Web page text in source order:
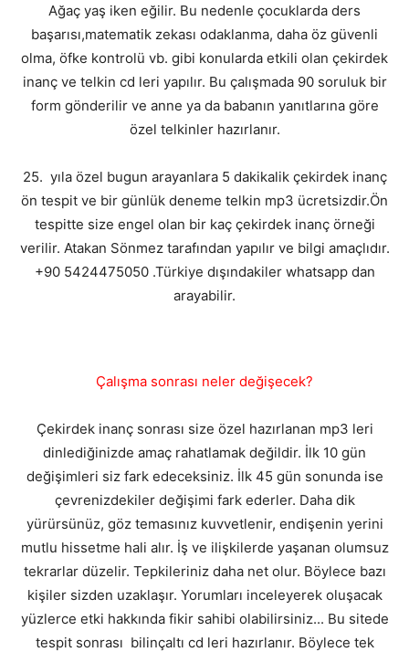
Ağaç yaş iken eğilir. Bu nedenle çocuklarda ders
başarısı,matematik zekası odaklanma, daha öz güvenli
olma, öfke kontrolü vb. gibi konularda etkili olan çekirdek
inanç ve telkin cd leri yapılır. Bu çalışmada 90 soruluk bir
form gönderilir ve anne ya da babanın yanıtlarına göre
özel telkinler hazırlanır.
25. yıla özel bugun arayanlara 5 dakikalik çekirdek inanç
ön tespit ve bir günlük deneme telkin mp3 ücretsizdir.Ön
tespitte size engel olan bir kaç çekirdek inanç örneği
verilir. Atakan Sönmez tarafından yapılır ve bilgi amaçlıdır.
+90 5424475050 .Türkiye dışındakiler whatsapp dan
arayabilir.
Çalışma sonrası neler değişecek?
Çekirdek inanç sonrası size özel hazırlanan mp3 leri
dinlediğinizde amaç rahatlamak değildir. İlk 10 gün
değişimleri siz fark edeceksiniz. İlk 45 gün sonunda ise
çevrenizdekiler değişimi fark ederler. Daha dik
yürürsünüz, göz temasınız kuvvetlenir, endişenin yerini
mutlu hissetme hali alır. İş ve ilişkilerde yaşanan olumsuz
tekrarlar düzelir. Tepkileriniz daha net olur. Böylece bazı
kişiler sizden uzaklaşır. Yorumları inceleyerek oluşacak
yüzlerce etki hakkında fikir sahibi olabilirsiniz... Bu sitede
tespit sonrası bilinçaltı cd leri hazırlanır. Böylece tek